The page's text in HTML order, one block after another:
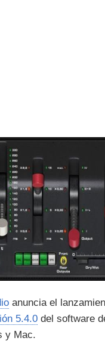
anuncia el
5.4.0 del software
y Mac.